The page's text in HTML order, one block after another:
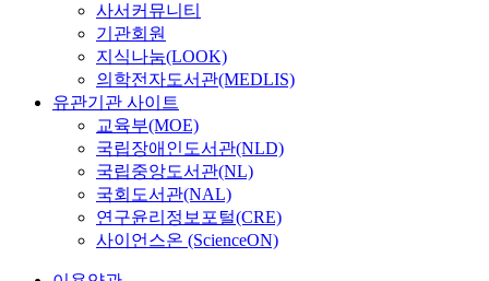
사서커뮤니티
기관회원
지식나눔(LOOK)
의학전자도서관(MEDLIS)
유관기관 사이트
교육부(MOE)
국립장애인도서관(NLD)
국립중앙도서관(NL)
국회도서관(NAL)
연구윤리정보포털(CRE)
사이언스온 (ScienceON)